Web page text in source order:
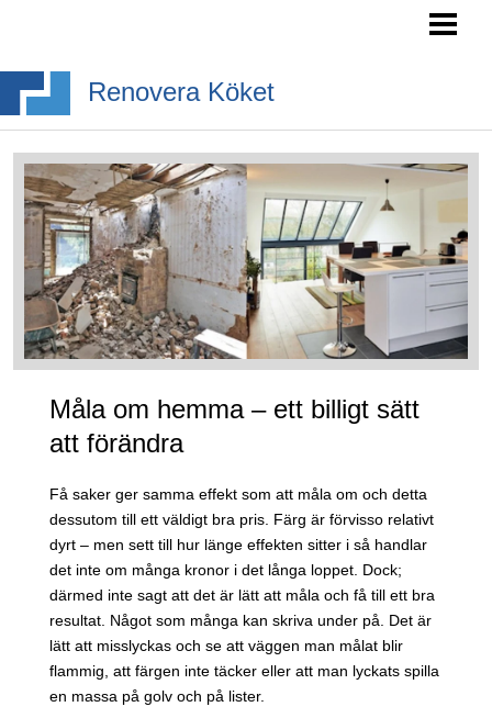
INREDA KÖK
BYGGA KÖKSÖ
KÖKSSTILAR
BLOGG
Renovera Köket
Måla om hemma – ett billigt sätt
att förändra
Få saker ger samma effekt som att måla om och detta
dessutom till ett väldigt bra pris. Färg är förvisso relativt
dyrt – men sett till hur länge effekten sitter i så handlar
det inte om många kronor i det långa loppet. Dock;
därmed inte sagt att det är lätt att måla och få till ett bra
resultat. Något som många kan skriva under på. Det är
lätt att misslyckas och se att väggen man målat blir
flammig, att färgen inte täcker eller att man lyckats spilla
en massa på golv och på lister.